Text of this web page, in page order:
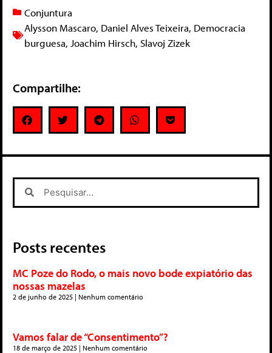
Conjuntura
Alysson Mascaro, Daniel Alves Teixeira, Democracia
burguesa, Joachim Hirsch, Slavoj Zizek
Compartilhe:
Posts recentes
MC Poze do Rodo, o mais novo bode expiatório das
nossas mazelas
2 de junho de 2025 Nenhum comentário
Vamos falar de “Consentimento”?
18 de março de 2025 Nenhum comentário